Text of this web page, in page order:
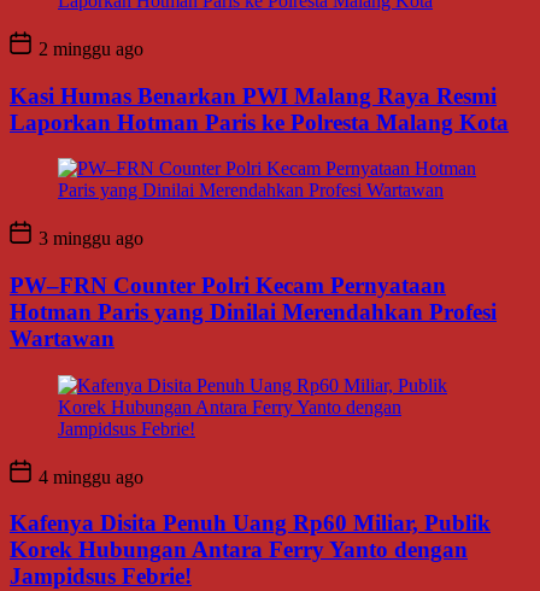
2 minggu ago
Kasi Humas Benarkan PWI Malang Raya Resmi
Laporkan Hotman Paris ke Polresta Malang Kota
3 minggu ago
PW–FRN Counter Polri Kecam Pernyataan
Hotman Paris yang Dinilai Merendahkan Profesi
Wartawan
4 minggu ago
Kafenya Disita Penuh Uang Rp60 Miliar, Publik
Korek Hubungan Antara Ferry Yanto dengan
Jampidsus Febrie!